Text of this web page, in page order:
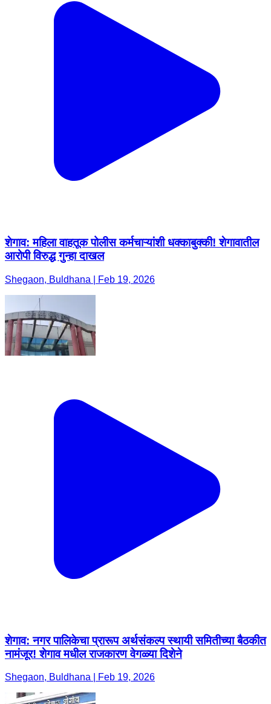
शेगाव: महिला वाहतूक पोलीस कर्मचाऱ्यांशी धक्काबुक्की! शेगावातील
आरोपी विरुद्ध गुन्हा दाखल
Shegaon, Buldhana | Feb 19, 2026
शेगाव: नगर पालिकेचा प्रारूप अर्थसंकल्प स्थायी समितीच्या बैठकीत
नामंजूर! शेगाव मधील राजकारण वेगळ्या दिशेने
Shegaon, Buldhana | Feb 19, 2026